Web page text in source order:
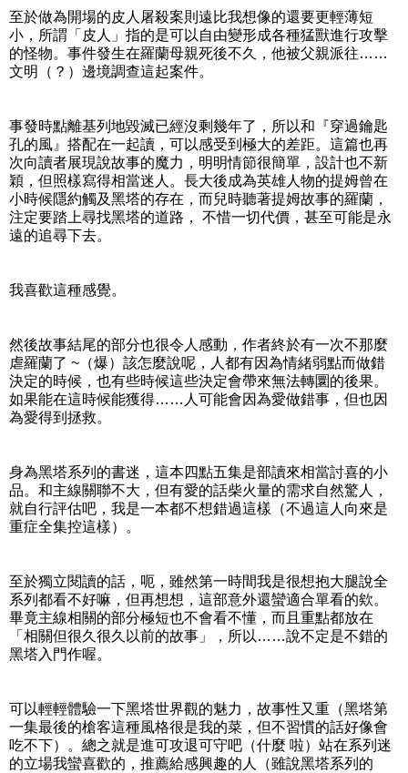
至於做為開場的皮人屠殺案則遠比我想像的還要更輕薄短
小，所謂「皮人」指的是可以自由變形成各種猛獸進行攻擊
的怪物。事件發生在羅蘭母親死後不久，他被父親派往……
文明（？）邊境調查這起案件。
事發時點離基列地毀滅已經沒剩幾年了，所以和『穿過鑰匙
孔的風』搭配在一起讀，可以感受到極大的差距。這篇也再
次向讀者展現說故事的魔力，明明情節很簡單，設計也不新
穎，但照樣寫得相當迷人。長大後成為英雄人物的提姆曾在
小時候隱約觸及黑塔的存在，而兒時聽著提姆故事的羅蘭，
注定要踏上尋找黑塔的道路， 不惜一切代價，甚至可能是永
遠的追尋下去。
我喜歡這種感覺。
然後故事結尾的部分也很令人感動，作者終於有一次不那麼
虐羅蘭了 ~（爆）該怎麼說呢，人都有因為情緒弱點而做錯
決定的時候，也有些時候這些決定會帶來無法轉圜的後果。
如果能在這時候能獲得……人可能會因為愛做錯事，但也因
為愛得到拯救。
身為黑塔系列的書迷，這本四點五集是部讀來相當討喜的小
品。和主線關聯不大，但有愛的話柴火量的需求自然驚人，
就自行評估吧，我是一本都不想錯過這樣（不過這人向來是
重症全集控這樣）。
至於獨立閱讀的話，呃，雖然第一時間我是很想抱大腿說全
系列都看不好嘛，但再想想，這部意外還蠻適合單看的欸。
畢竟主線相關的部分極短也不會看不懂，而且重點都放在
「相關但很久很久以前的故事」，所以……說不定是不錯的
黑塔入門作喔。
可以輕輕體驗一下黑塔世界觀的魅力，故事性又重（黑塔第
一集最後的槍客這種風格很是我的菜，但不習慣的話好像會
吃不下）。總之就是進可攻退可守吧（什麼 啦）站在系列迷
的立場我蠻喜歡的，推薦給感興趣的人（雖說黑塔系列的